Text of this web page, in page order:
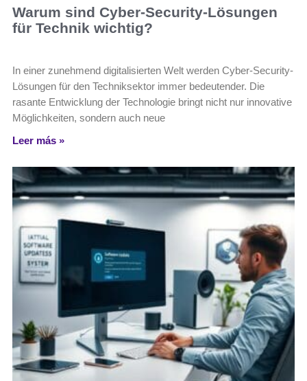
Warum sind Cyber-Security-Lösungen
für Technik wichtig?
In einer zunehmend digitalisierten Welt werden Cyber-Security-
Lösungen für den Techniksektor immer bedeutender. Die
rasante Entwicklung der Technologie bringt nicht nur innovative
Möglichkeiten, sondern auch neue
Leer más »